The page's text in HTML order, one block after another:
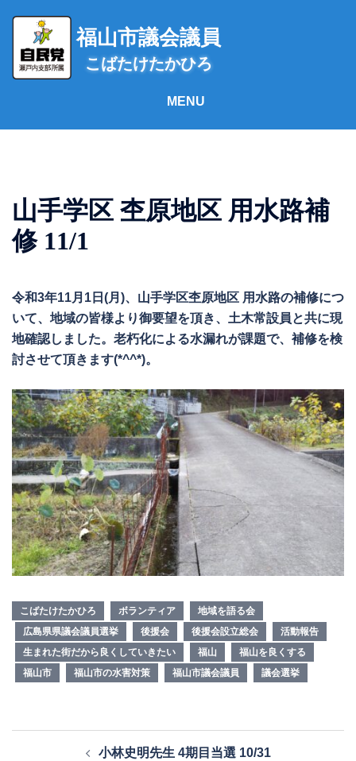
ス
福山市議会議員
こばたけたかひろ
山手学区 杢原地区 用水路補
修 11/1
令和3年11月1日(月)、山手学区杢原地区 用水路の補修につ
いて、地域の皆様より御要望を頂き、土木常設員と共に現
地確認しました。老朽化による水漏れが課題で、補修を検
討させて頂きます(*^^*)。
こばたけたかひろ ボランティア
地域を語る会
広島県県議会議員選挙
後援会 後援会設立総会
活動報告
生まれた街だから良くしていきたい
福山
福山を良くする
福山市
福山市の水害対策 福山市議会議員 議会選挙
小林史明先生 4期目当選 10/31